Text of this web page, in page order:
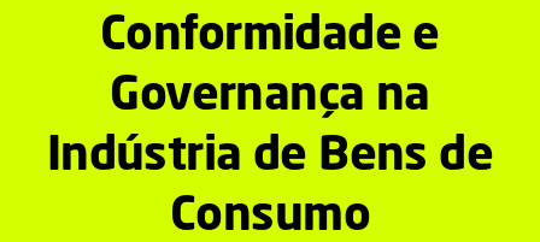
Notícias e ConteúdosConformidade e
Governança na
Indústria de Bens de
Consumo